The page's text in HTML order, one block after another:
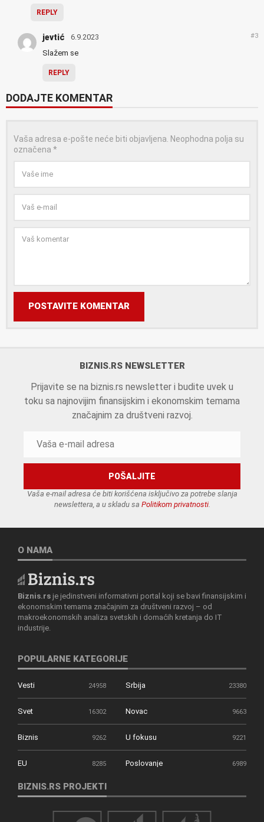
REPLY
jevtić 6.9.2023 #3
Slažem se
REPLY
DODAJTE KOMENTAR
Vaša adresa e-pošte neće biti objavljena. Neophodna polja su
označena *
POSTAVITE KOMENTAR
BIZNIS.RS NEWSLETTER
Prijavite se na biznis.rs newsletter i budite uvek u
toku sa najnovijim finansijskim i ekonomskim temama
značajnim za društveni razvoj.
Vaša e-mail adresa će biti korišćena isključivo za potrebe slanja
newslettera, a u skladu sa Politikom privatnosti.
O NAMA
Biznis.rs je jedinstveni informativni portal koji se bavi finansijskim i
ekonomskim temama značajnim za društveni razvoj – od
makroekonomskih analiza svetskih i domaćih kretanja do IT
industrije.
POPULARNE KATEGORIJE
Vesti 24958 Srbija 23380
Svet 16302 Novac 9663
Biznis 9262 U fokusu 9221
EU 8285 Poslovanje 6989
BIZNIS.RS PROJEKTI